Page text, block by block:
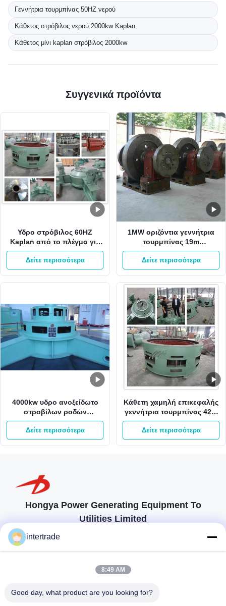
Γεννήτρια τουρμπίνας 50HZ νερού
Κάθετος στρόβιλος νερού 2000kw Kaplan
Κάθετος μίνι kaplan στρόβιλος 2000kw
Συγγενικά προϊόντα
Υδρο στρόβιλος 60HZ
Kaplan από το πλέγμα για
το μίνι υδρο στρόβιλο
Kaplan σταθμών κάθετο
Δείτε περισσότερα
1MW οριζόντια γεννήτρια
τουρμπίνας 19m
μανομετρικό ύψος στήλης
νερού 6.2m3/S Kaplan
Δείτε περισσότερα
4000kw υδρο ανοξείδωτο
στροβίλων ροδών
στροβίλων 400V Kaplan
Kaplan νερού
Δείτε περισσότερα
Κάθετη χαμηλή επικεφαλής
γεννήτρια τουρμπίνας 42m
980kw 3m3/S Kaplan
Δείτε περισσότερα
Hongya Power Generating Equipment To
Utilities Limited
προσαρμοσμένες λύσεις για να ανταποκρίνονται στις απαιτήσεις των
86-28-37561966-8:00
intertrade
8:49 AM
Good day, what product are you looking for?